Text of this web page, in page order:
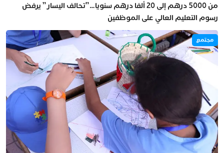
من 5000 درهم إلى 20 ألفا درهم سنويا…”تحالف اليسار” يرفض
رسوم التعليم العالي على الموظفين
مجتمع